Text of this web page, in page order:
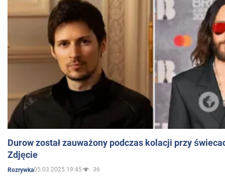
Durow został zauważony podczas kolacji przy
Zdjęcie
Rozrywka05.03.2025 19:45 36